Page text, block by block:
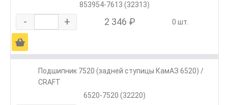
853954-7613 (32313)
- + 2 346 ₽ 0 шт.
Ä
Подшипник 7520 (задней ступицы КамАЗ 6520) /
CRAFT
6520-7520 (32220)